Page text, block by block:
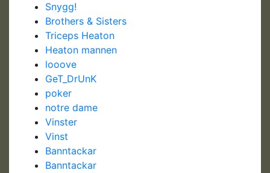
Snygg!
Brothers & Sisters
Triceps Heaton
Heaton mannen
looove
GeT_DrUnK
poker
notre dame
Vinster
Vinst
Banntackar
Banntackar